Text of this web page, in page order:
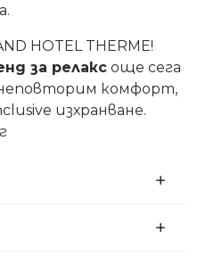
HOTEL THERME!
за релакс още сега
комфорт,
изхранване.